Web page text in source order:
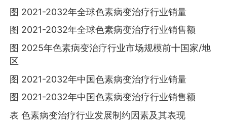
图 2021-2032年全球色素病变治疗行业销量
图 2021-2032年全球色素病变治疗行业销售额
图 2025年色素病变治疗行业市场规模前十国家/地
区
图 2021-2032年中国色素病变治疗行业销量
图 2021-2032年中国色素病变治疗行业销售额
表 色素病变治疗行业发展制约因素及其表现